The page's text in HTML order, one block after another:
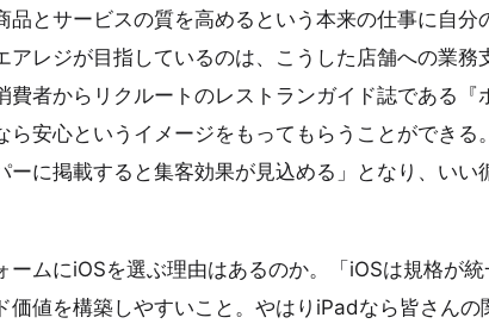
品とサービスの質を高めるという本来の仕事に自分
アレジが目指しているのは、こうした店舗への業務
費者からリクルートのレストランガイド誌である『
ら安心というイメージをもってもらうことができる
ーに掲載すると集客効果が見込める」となり、いい
ームにiOSを選ぶ理由はあるのか。「iOSは規格が
価値を構築しやすいこと。やはりiPadなら皆さんの